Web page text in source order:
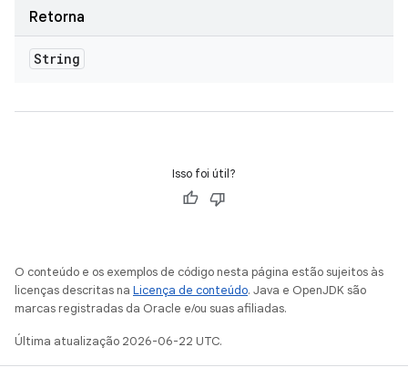
Retorna
String
Isso foi útil?
O conteúdo e os exemplos de código nesta página estão sujeitos às
licenças descritas na Licença de conteúdo. Java e OpenJDK são
marcas registradas da Oracle e/ou suas afiliadas.
Última atualização 2026-06-22 UTC.